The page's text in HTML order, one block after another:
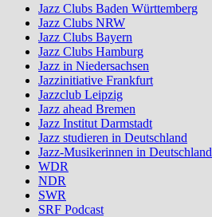
Jazz Clubs Baden Württemberg
Jazz Clubs NRW
Jazz Clubs Bayern
Jazz Clubs Hamburg
Jazz in Niedersachsen
Jazzinitiative Frankfurt
Jazzclub Leipzig
Jazz ahead Bremen
Jazz Institut Darmstadt
Jazz studieren in Deutschland
Jazz-Musikerinnen in Deutschland
WDR
NDR
SWR
SRF Podcast